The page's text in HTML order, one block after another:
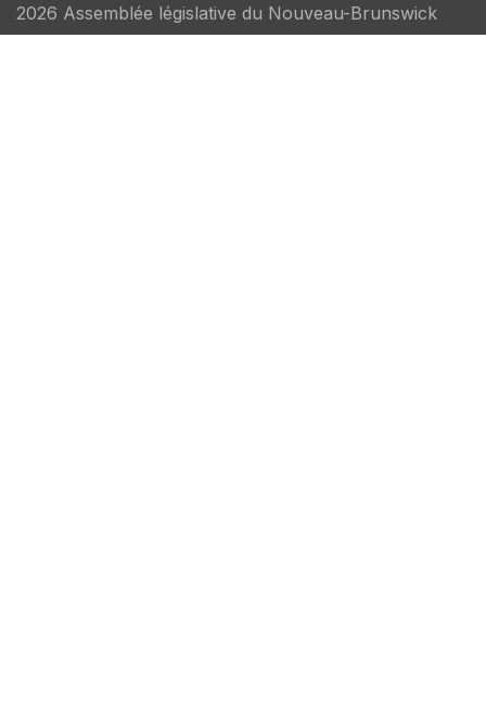
2026 Assemblée législative du Nouveau-Brunswick